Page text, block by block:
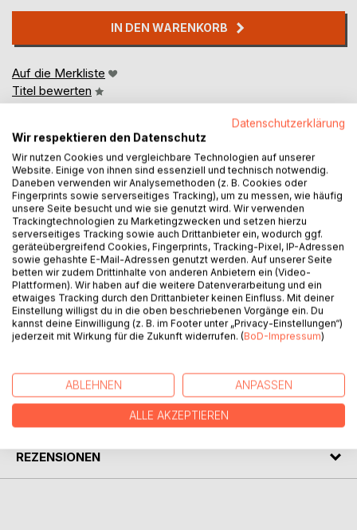
IN DEN WARENKORB
Auf die Merkliste
Titel bewerten
BESCHREIBUNG
Suchen Sie ein festliches Mitbringsel? Brauchen Sie ein
paar seelische Streicheleinheiten für sich oder andere?
Träumen Sie gerne in der Natur? Lieben Sie verspielte und
gleichzeitig nachdenkliche Texte? Dann wird Sie dieser
Geschenkband bezaubern!
AUTOR/IN
REZENSIONEN
Datenschutzerklärung
Wir respektieren den Datenschutz
Wir nutzen Cookies und vergleichbare Technologien auf unserer
Website. Einige von ihnen sind essenziell und technisch notwendig.
Daneben verwenden wir Analysemethoden (z. B. Cookies oder
Fingerprints sowie serverseitiges Tracking), um zu messen, wie häufig
unsere Seite besucht und wie sie genutzt wird. Wir verwenden
Trackingtechnologien zu Marketingzwecken und setzen hierzu
serverseitiges Tracking sowie auch Drittanbieter ein, wodurch ggf.
geräteübergreifend Cookies, Fingerprints, Tracking-Pixel, IP-Adressen
sowie gehashte E-Mail-Adressen genutzt werden. Auf unserer Seite
betten wir zudem Drittinhalte von anderen Anbietern ein (Video-
Plattformen). Wir haben auf die weitere Datenverarbeitung und ein
etwaiges Tracking durch den Drittanbieter keinen Einfluss. Mit deiner
Einstellung willigst du in die oben beschriebenen Vorgänge ein. Du
kannst deine Einwilligung (z. B. im Footer unter „Privacy-Einstellungen“)
jederzeit mit Wirkung für die Zukunft widerrufen. (BoD-Impressum)
ABLEHNEN ANPASSEN
ALLE AKZEPTIEREN